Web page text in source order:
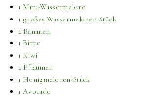
1 Mini-Wassermelone
1 großes Wassermelonen-Stück
2 Bananen
1 Birne
1 Kiwi
2 Pflaumen
1 Honigmelonen-Stück
1 Avocado